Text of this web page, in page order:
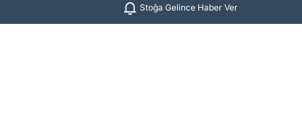
Stoğa Gelince Haber Ver